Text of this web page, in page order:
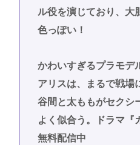
ル役を演じており、大
色っぽい！
かわいすぎるプラモ
アリスは、まるで戦
谷間と太ももがセクシ
よく似合う。ドラマ『
無料配信中